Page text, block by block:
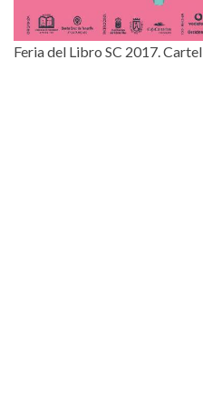
Feria del Libro SC 2017. Cartel